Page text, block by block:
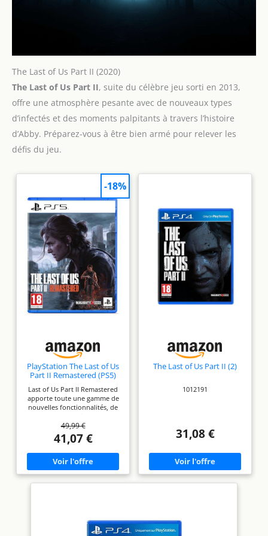
The Last of Us Part II (2020)
The Last of Us Part II, suite du célèbre jeu sorti en 2013,
offre une atmosphère pesante avec de nouveaux types
d’infectés et des moments palpitants à travers l’histoire
d’Abby. Préparez-vous à être bien armé pour relever les
défis du jeu.
PlayStation The Last of Us
Part II Remastered (PS5)
Last of Us Part II Remastered
apporte toute une gamme de
nouvelles fonctionnalités, de
d’améliorations techniques qui
vous permettront de
découvrir l’histoire poignante
d’Ellie et Abby de la meilleure
des manières (Re)découvrez
cette épopée dans les
meilleures conditions. Jouez en
ainsi que d’une amélioration
de la vitesse d’affichage.
49,99 €
41,07 €
-18%
The Last of Us Part II (2)
1012191
31,08 €